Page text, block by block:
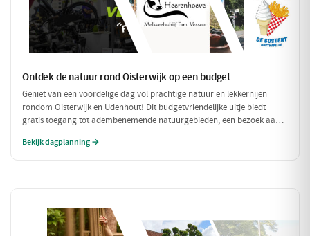
Ontdek de natuur rond Oisterwijk op een budget
Geniet van een voordelige dag vol prachtige natuur en lekkernijen
rondom Oisterwijk en Udenhout! Dit budgetvriendelijke uitje biedt
gratis toegang tot adembenemende natuurgebieden, een bezoek aan
lunch. Perfect voor een dag vol avontuur zonder je portemonnee te
Bekijk dagplanning →